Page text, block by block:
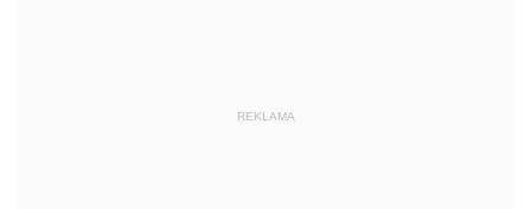
REKLAMA